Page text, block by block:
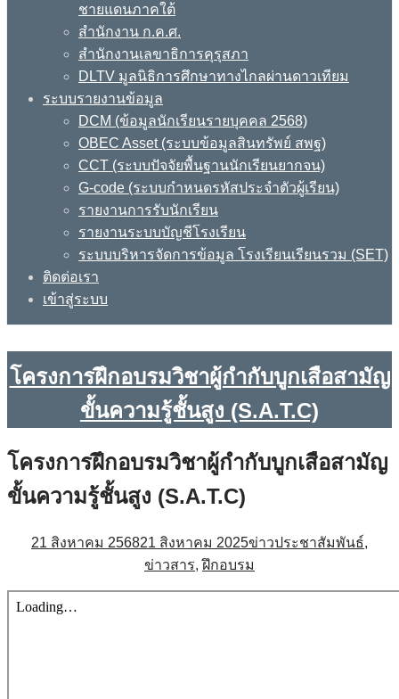
ชายแดนภาคใต้
สำนักงาน ก.ค.ศ.
สำนักงานเลขาธิการคุรุสภา
DLTV มูลนิธิการศึกษาทางไกลผ่านดาวเทียม
ระบบรายงานข้อมูล
DCM (ข้อมูลนักเรียนรายบุคคล 2568)
OBEC Asset (ระบบข้อมูลสินทรัพย์ สพฐ)
CCT (ระบบปัจจัยพื้นฐานนักเรียนยากจน)
G-code (ระบบกำหนดรหัสประจำตัวผู้เรียน)
รายงานการรับนักเรียน
รายงานระบบบัญชีโรงเรียน
ระบบบริหารจัดการข้อมูล โรงเรียนเรียนรวม (SET)
ติดต่อเรา
เข้าสู่ระบบ
โครงการฝึกอบรมวิชาผู้กำกับบูกเสือสามัญ
ขั้นความรู้ชั้นสูง (S.A.T.C)
โครงการฝึกอบรมวิชาผู้กำกับบูกเสือสามัญ
ขั้นความรู้ชั้นสูง (S.A.T.C)
21 สิงหาคม 256821 สิงหาคม 2025ข่าวประชาสัมพันธ์,
ข่าวสาร,ฝึกอบรม